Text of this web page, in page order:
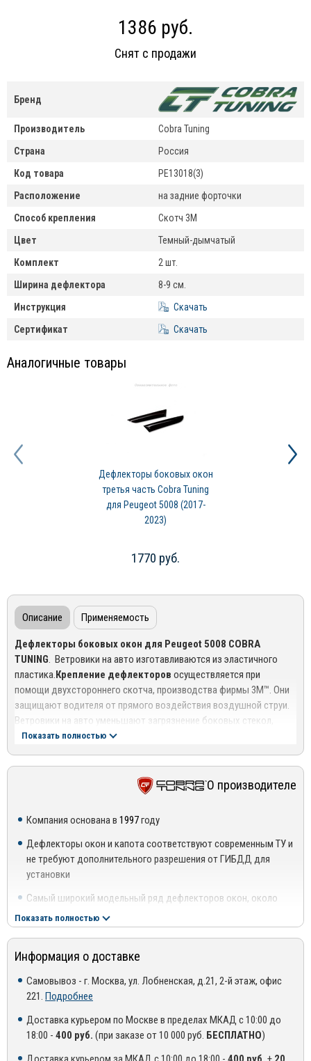
1386 руб.
Снят с продажи
Бренд
Производитель
Cobra Tuning
Страна
Россия
Код товара
PE13018(3)
Расположение
на задние форточки
Способ крепления
Скотч 3М
Цвет
Темный-дымчатый
Комплект
2 шт.
Ширина дефлектора
8-9 см.
Инструкция
Скачать
Сертификат
Скачать
Аналогичные товары
Дефлекторы боковых окон
третья часть Cobra Tuning
для Peugeot 5008 (2017-
2023)
1770 руб.
Описание Применяемость
Дефлекторы боковых окон для Peugeot 5008 COBRA
TUNING. Ветровики на авто изготавливаются из эластичного
пластика.Крепление дефлекторов осуществляется при
помощи двухстороннего скотча, производства фирмы 3М™. Они
защищают водителя от прямого воздействия воздушной струи.
Ветровики на авто уменьшают загрязнение боковых стекол,
обеспечивая лучшую видимость через боковые зеркала.
снегопад, подчеркивают силуэт автомобиля. Для установки
ветровика необходимо предварительно обезжирить
поверхность рамки двери. Крепко прижать ветровик.
Показать полностью
О производителе
Компания основана в 1997году
Дефлекторы окон и капота соответствуют современным ТУ и
не требуют дополнительного разрешения от ГИБДД для
установки
Самый широкий модельный ряд дефлекторов окон, около
5500 наименований
Каждую неделю добавляется 5-7 новых моделей
В производстве используются высококачественные
материалы от ведущих производителей в своей отрасли:
Оргстекло высшего качества, соответствует ГОСТ
Оригинальный 3М скотч производства Германия от
официального дистрибьютора 3М в России.
Показать полностью
Информация о доставке
Самовывоз - г. Москва, ул. Лобненская, д.21, 2-й этаж, офис
221. Подробнее
Доставка курьером по Москве в пределах МКАД с 10:00 до
18:00 - 400 руб. (при заказе от 10 000 руб. БЕСПЛАТНО)